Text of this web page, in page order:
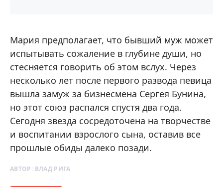
Мария предполагает, что бывший муж может
испытывать сожаление в глубине души, но
стесняется говорить об этом вслух. Через
несколько лет после первого развода певица
вышла замуж за бизнесмена Сергея Бунина,
но этот союз распался спустя два года.
Сегодня звезда сосредоточена на творчестве
и воспитании взрослого сына, оставив все
прошлые обиды далеко позади.
АВТОР: ВЛАД РИГА